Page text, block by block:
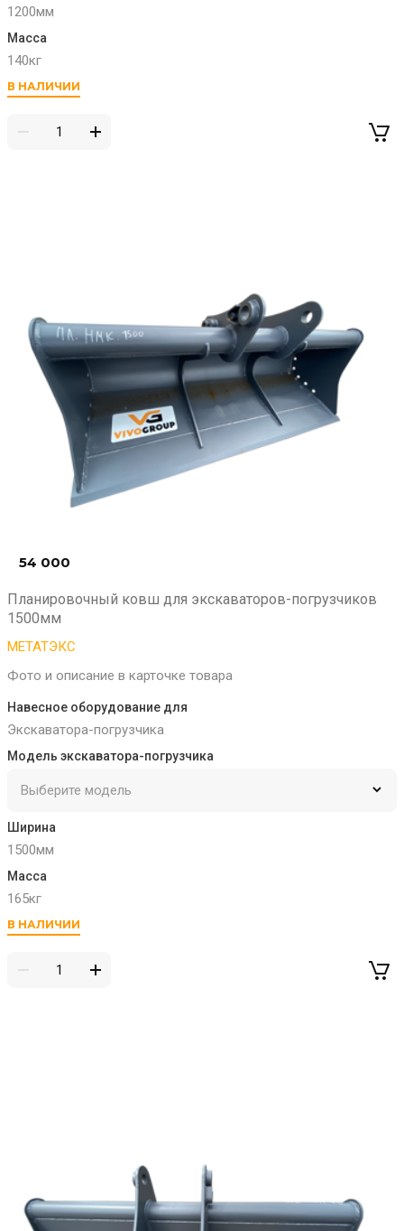
1200мм
Масса
140кг
В НАЛИЧИИ
54 000
Планировочный ковш для экскаваторов-погрузчиков
1500мм
МЕТАТЭКС
Фото и описание в карточке товара
Навесное оборудование для
Экскаватора-погрузчика
Модель экскаватора-погрузчика
Ширина
1500мм
Масса
165кг
В НАЛИЧИИ